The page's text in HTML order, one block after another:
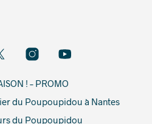
! – PROMO
du Poupoupidou à Nantes
du Poupoupidou